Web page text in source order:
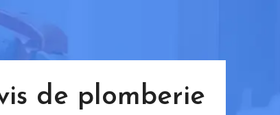
de plomberie